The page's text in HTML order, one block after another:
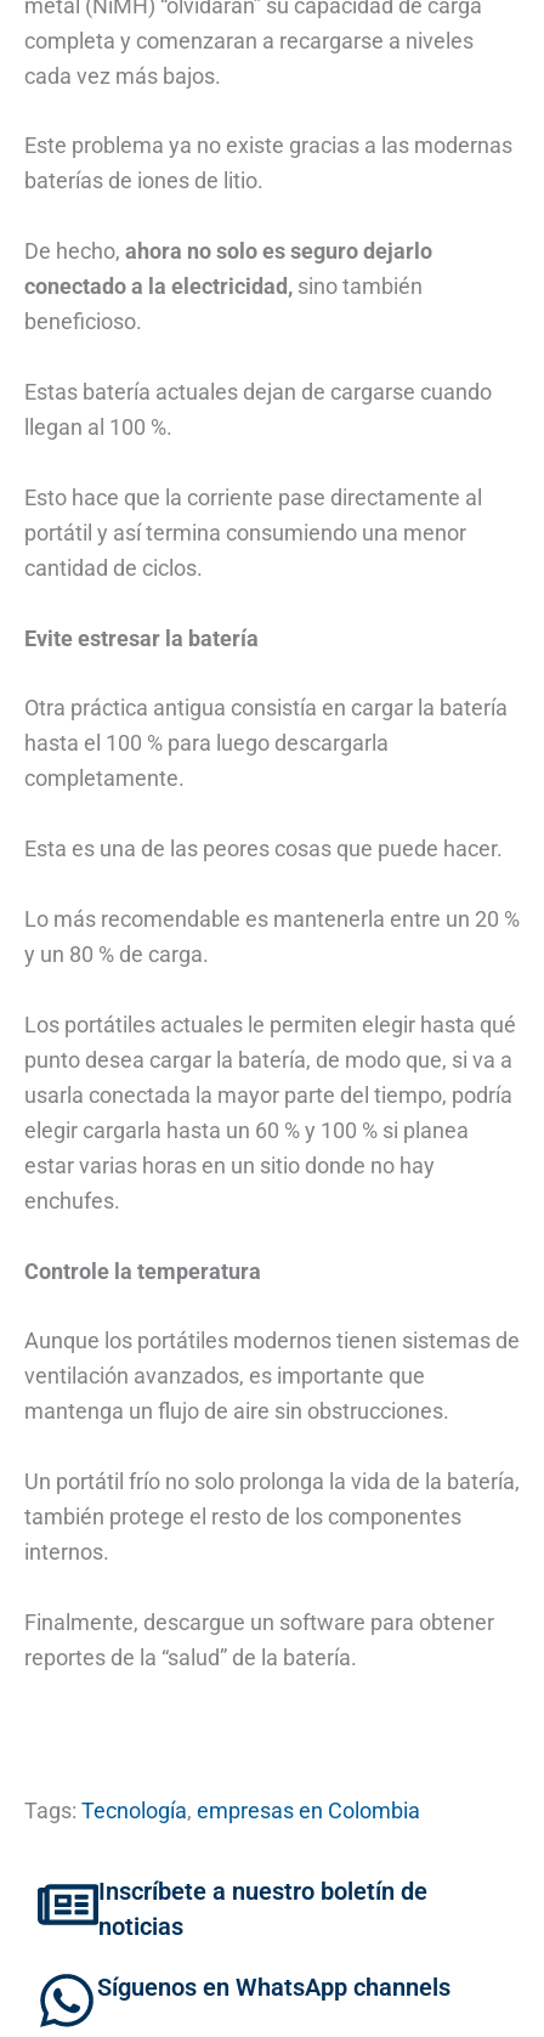
completa y comenzaran a recargarse a niveles
cada vez más bajos.
Este problema ya no existe gracias a las modernas
baterías de iones de litio.
De hecho, ahora no solo es seguro dejarlo
conectado a la electricidad, sino también
beneficioso.
Estas batería actuales dejan de cargarse cuando
llegan al 100 %.
Esto hace que la corriente pase directamente al
portátil y así termina consumiendo una menor
cantidad de ciclos.
Evite estresar la batería
Otra práctica antigua consistía en cargar la batería
hasta el 100 % para luego descargarla
completamente.
Esta es una de las peores cosas que puede hacer.
Lo más recomendable es mantenerla entre un 20 %
y un 80 % de carga.
Los portátiles actuales le permiten elegir hasta qué
punto desea cargar la batería, de modo que, si va a
usarla conectada la mayor parte del tiempo, podría
elegir cargarla hasta un 60 % y 100 % si planea
estar varias horas en un sitio donde no hay
enchufes.
Controle la temperatura
Aunque los portátiles modernos tienen sistemas de
ventilación avanzados, es importante que
mantenga un flujo de aire sin obstrucciones.
Un portátil frío no solo prolonga la vida de la batería,
también protege el resto de los componentes
internos.
Finalmente, descargue un software para obtener
reportes de la “salud” de la batería.
Tags: Tecnología, empresas en Colombia
Inscríbete a nuestro boletín de
noticias
Síguenos en WhatsApp channels